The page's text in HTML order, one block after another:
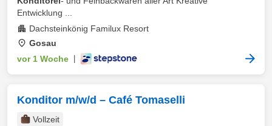
Entwicklung ...
Dachsteinkönig Familux Resort
Gosau
vor 1 Woche
Konditor m/w/d – Café Tomaselli
Vollzeit